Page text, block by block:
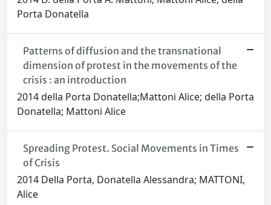
Porta Donatella
Patterns of diffusion and the transnational
dimension of protest in the movements of the
crisis : an introduction
2014 della Porta Donatella;Mattoni Alice; della Porta
Donatella; Mattoni Alice
Spreading Protest. Social Movements in Times
of Crisis
2014 Della Porta, Donatella Alessandra; MATTONI,
Alice